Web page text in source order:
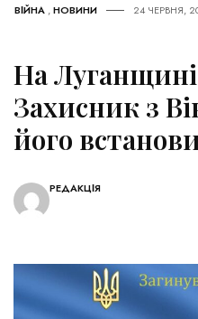
ВІЙНА ,НОВИНИ 24 ЧЕРВНЯ,
На
Захисник з
його
РЕДАКЦІЯ